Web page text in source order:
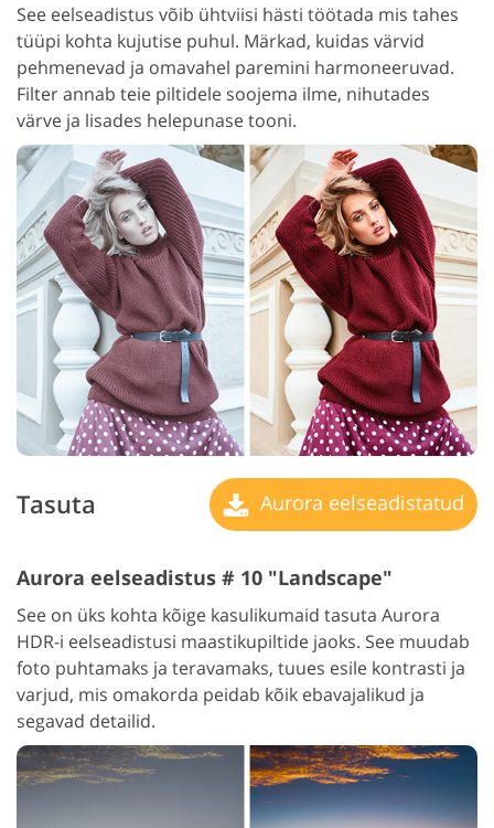
See eelseadistus võib ühtviisi hästi töötada mis tahes
tüüpi kohta kujutise puhul. Märkad, kuidas värvid
pehmenevad ja omavahel paremini harmoneeruvad.
Filter annab teie piltidele soojema ilme, nihutades
värve ja lisades helepunase tooni.
Tasuta Aurora eelseadistatud
Aurora eelseadistus # 10 "Landscape"
See on üks kohta kõige kasulikumaid tasuta Aurora
HDR-i eelseadistusi maastikupiltide jaoks. See muudab
foto puhtamaks ja teravamaks, tuues esile kontrasti ja
varjud, mis omakorda peidab kõik ebavajalikud ja
segavad detailid.